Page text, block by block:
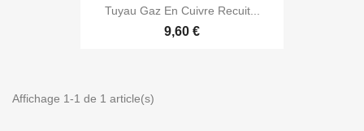
Tuyau Gaz En Cuivre Recuit...
9,60 €
Affichage 1-1 de 1 article(s)